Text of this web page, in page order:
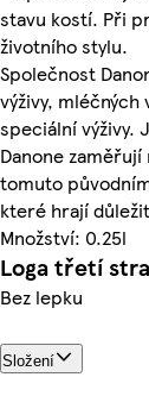
stavu kostí. Při
životního stylu.
Společnost
výživy,
speciální výživy.
Danone
tomuto
které hrají
Množství: 0.25l
Loga třetí
Bez lepku
Složení